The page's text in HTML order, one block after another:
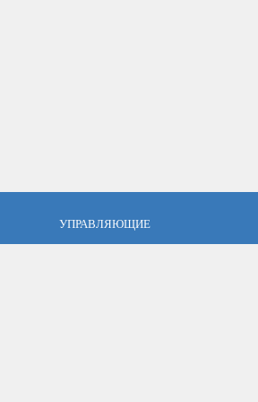
УПРАВЛЯЮЩИЕ